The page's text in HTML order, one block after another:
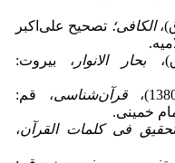
الکافی؛ تصحیح علی‌اکبر
بحار الانوار ، بیروت:
قرآن‌شناسی، قم:
خمینی.
فی کلمات القرآن،